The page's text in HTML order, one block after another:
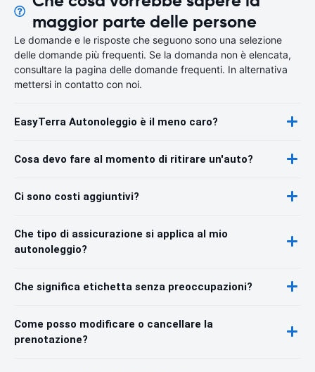
maggior parte delle persone
Le domande e le risposte che seguono sono una selezione
delle domande più frequenti. Se la domanda non è elencata,
consultare la pagina delle domande frequenti. In alternativa
mettersi in contatto con noi.
EasyTerra Autonoleggio è il meno caro?
Cosa devo fare al momento di ritirare un'auto?
Ci sono costi aggiuntivi?
Che tipo di assicurazione si applica al mio
autonoleggio?
Che significa etichetta senza preoccupazioni?
Come posso modificare o cancellare la
prenotazione?